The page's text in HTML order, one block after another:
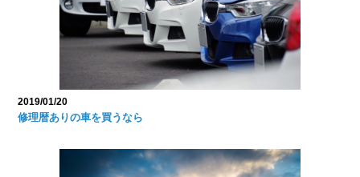
2019/01/20
修理暦ありの車を買うなら